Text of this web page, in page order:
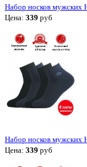
Набор носков
Цена: 339 руб
Набор носков
Цена: 339 руб